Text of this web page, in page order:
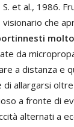
S. et al., 1986.
visionario che
da
a distanza e
allargarsi
a fronte di
alternati a